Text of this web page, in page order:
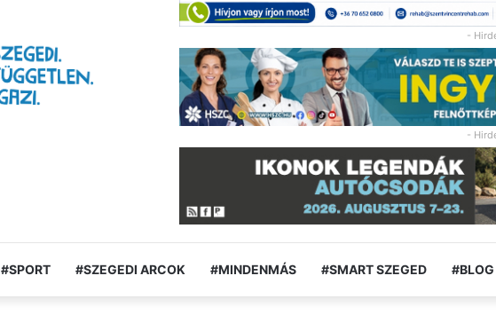
-
-
#SPORT #SZEGEDI ARCOK #MINDENMÁS #SMART SZEGED #BLOG